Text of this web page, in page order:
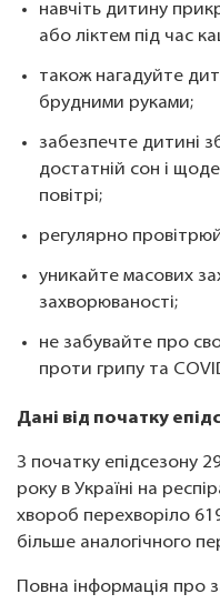
навчіть дитину
або ліктем під час
також нагадуйте
брудними руками;
забезпечте дитині
достатній сон і
повітрі;
регулярно
уникайте масових
захворюваності;
не забувайте про
проти грипу та
Дані від початку
З початку епідсезону
року в Україні на
хвороб перехворіло
більше аналогічного
Повна інформація про